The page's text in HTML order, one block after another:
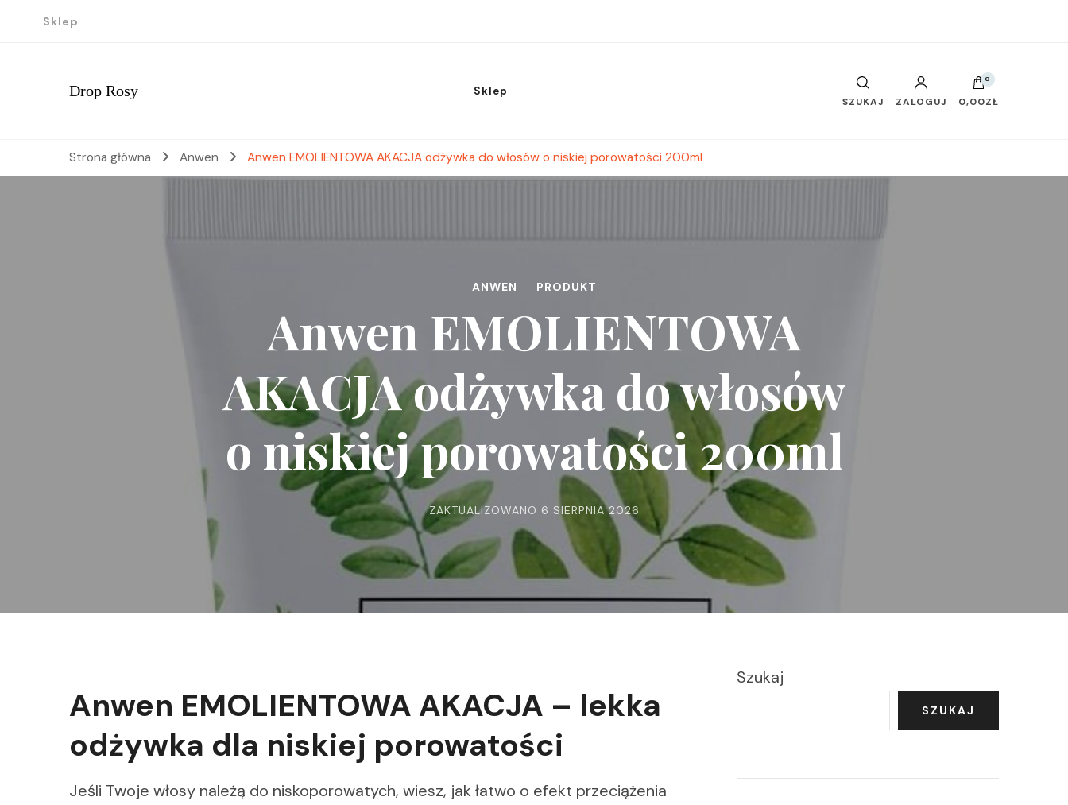
Sklep
Drop Rosy Sklep
SZUKAJ ZALOGUJ
0
0,00ZŁ
Strona główna Anwen Anwen EMOLIENTOWA AKACJA odżywka do włosów o niskiej porowatości 200ml
ANWEN PRODUKT
Anwen EMOLIENTOWA
AKACJA odżywka do włosów
o niskiej porowatości 200ml
ZAKTUALIZOWANO 6 SIERPNIA 2026
Anwen EMOLIENTOWA AKACJA – lekka
odżywka dla niskiej porowatości
Jeśli Twoje włosy należą do niskoporowatych, wiesz, jak łatwo o efekt przeciążenia
Szukaj
SZUKAJ